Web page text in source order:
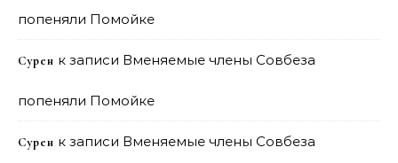
попеняли Помойке
Сурен к записи Вменяемые члены Совбеза
попеняли Помойке
Сурен к записи Вменяемые члены Совбеза